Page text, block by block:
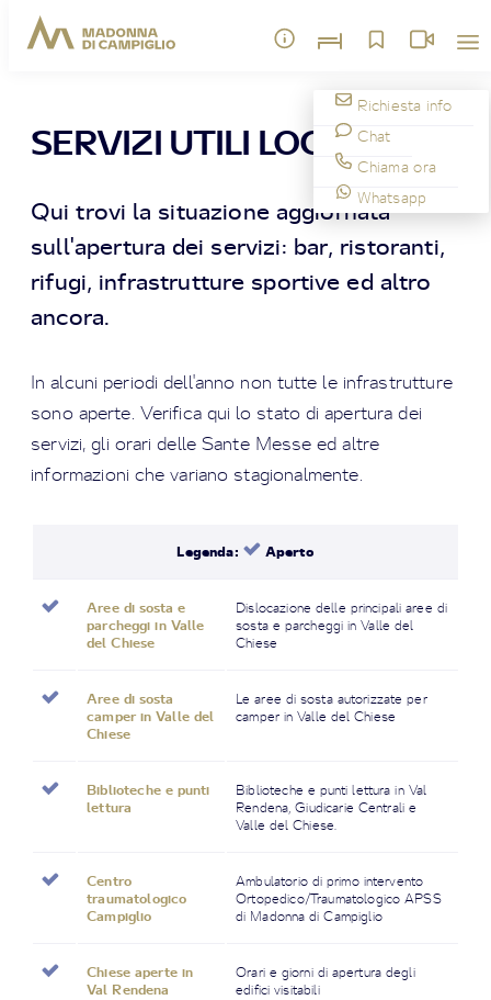
Richiesta info
Chat
Chiama ora
Whatsapp
SERVIZI UTILI LOCALI
Qui trovi la situazione aggiornata
sull'apertura dei servizi: bar, ristoranti,
rifugi, infrastrutture sportive ed altro
ancora.
In alcuni periodi dell'anno non tutte le infrastrutture
sono aperte. Verifica qui lo stato di apertura dei
servizi, gli orari delle Sante Messe ed altre
informazioni che variano stagionalmente.
Legenda: Aperto
Aree di sosta e
parcheggi in Valle
del Chiese
Dislocazione delle principali aree di
sosta e parcheggi in Valle del
Chiese
Aree di sosta
camper in Valle del
Chiese
Le aree di sosta autorizzate per
camper in Valle del Chiese
Biblioteche e punti
lettura
Biblioteche e punti lettura in Val
Rendena, Giudicarie Centrali e
Valle del Chiese.
Centro
traumatologico
Campiglio
Ambulatorio di primo intervento
Ortopedico/Traumatologico APSS
di Madonna di Campiglio
Chiese aperte in
Val Rendena
Orari e giorni di apertura degli
edifici visitabili